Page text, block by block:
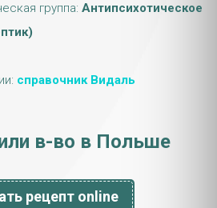
группа: Антипсихотическое
справочник Видаль
в-во в Польше
рецепт online